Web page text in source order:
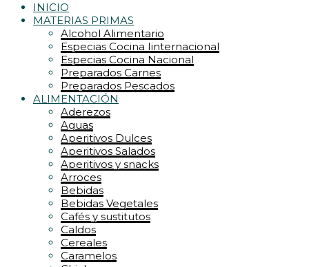
INICIO
MATERIAS PRIMAS
Alcohol Alimentario
Especias Cocina Iinternacional
Especias Cocina Nacional
Preparados Carnes
Preparados Pescados
ALIMENTACIÓN
Aderezos
Aguas
Aperitivos Dulces
Aperitivos Salados
Aperitivos y snacks
Arroces
Bebidas
Bebidas Vegetales
Cafés y sustitutos
Caldos
Cereales
Caramelos